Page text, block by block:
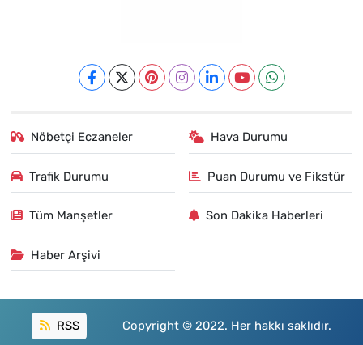
Nöbetçi Eczaneler Hava Durumu
Trafik Durumu Puan Durumu ve Fikstür
Tüm Manşetler Son Dakika Haberleri
Haber Arşivi
RSS Copyright © 2022. Her hakkı saklıdır.